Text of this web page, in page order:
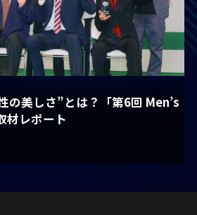
の美しさ”とは？「第6回 Men’s
材レポート